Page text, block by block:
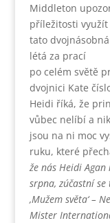
Middleton
příležitosti využít
tato
létá za prací
po celém světě
dvojnici Kate
Heidi říká, že
vůbec nelíbí a
jsou na ni moc
ruku, které
že nás Heidi
srpna, zúčastní se
‚Mužem světa‘ –
Mister